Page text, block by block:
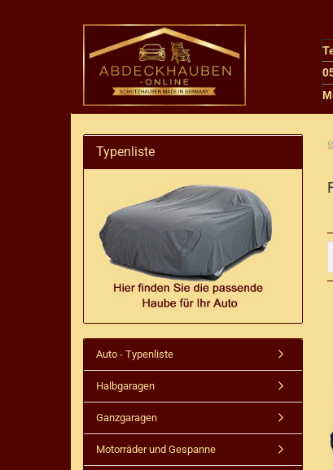
M
Typenliste
Auto - Typenliste
Halbgaragen
Ganzgaragen
Motorräder und Gespanne